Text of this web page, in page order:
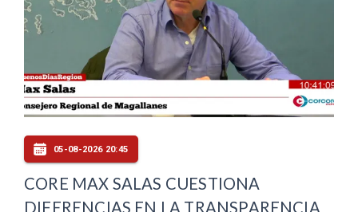
05-08-2026 20:45
CORE MAX SALAS CUESTIONA
DIFERENCIAS EN LA TRANSPARENCIA